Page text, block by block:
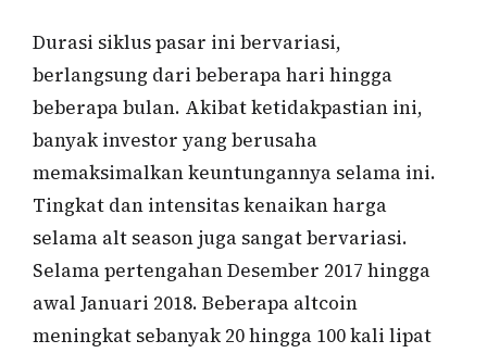
Durasi siklus pasar ini bervariasi,
berlangsung dari beberapa hari hingga
beberapa bulan. Akibat ketidakpastian ini,
banyak investor yang berusaha
memaksimalkan keuntungannya selama ini.
Tingkat dan intensitas kenaikan harga
selama alt season juga sangat bervariasi.
Selama pertengahan Desember 2017 hingga
awal Januari 2018. Beberapa altcoin
meningkat sebanyak 20 hingga 100 kali lipat